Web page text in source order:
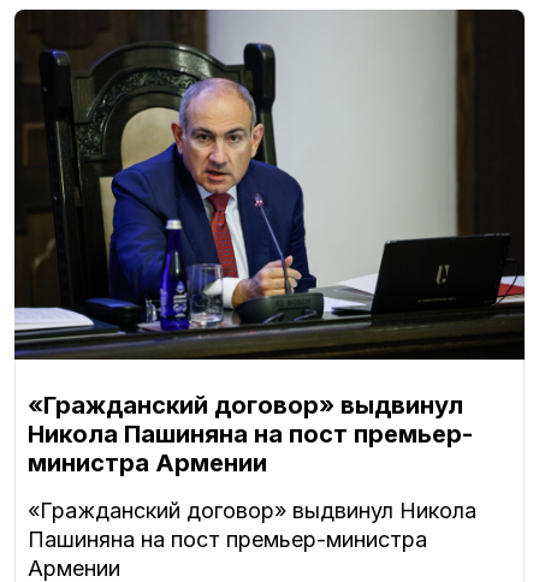
«Гражданский договор» выдвинул
Никола Пашиняна на пост премьер-
министра Армении
«Гражданский договор» выдвинул Никола
Пашиняна на пост премьер-министра
Армении